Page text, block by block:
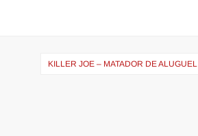
KILLER JOE – MATADOR DE ALUGUEL